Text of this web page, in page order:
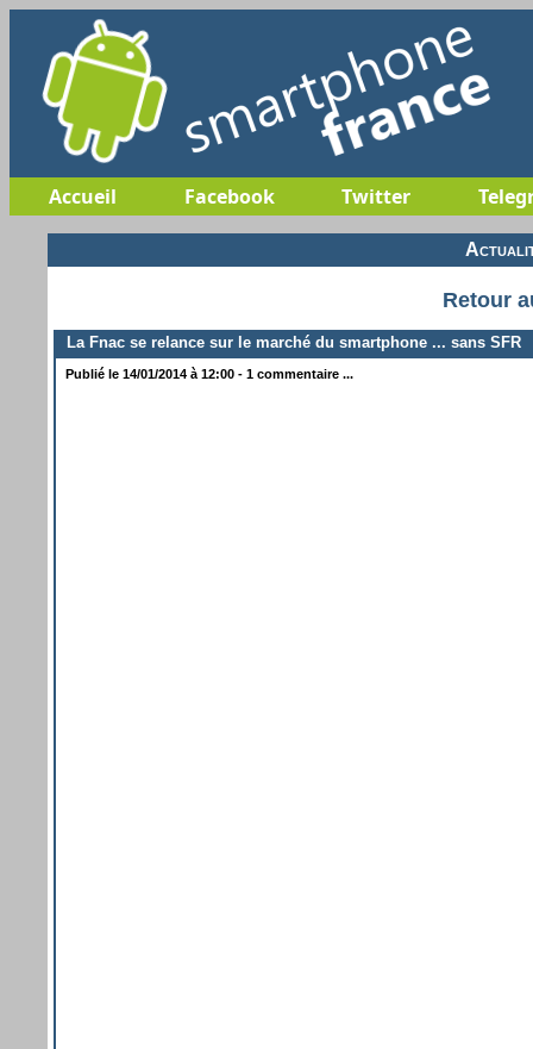
Accueil Facebook Twitter
Retour
La Fnac se relance sur le marché du smartphone ... sans SFR
Publié le 14/01/2014 à 12:00 - 1 commentaire ...